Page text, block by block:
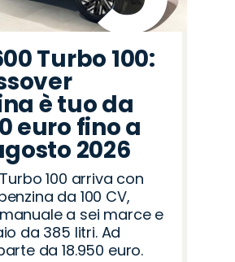
Turbo 100:
è tuo da
euro fino a
2026
100 arriva con
da 100 CV,
a sei marce e
da 385 litri. Ad
da 18.950 euro.